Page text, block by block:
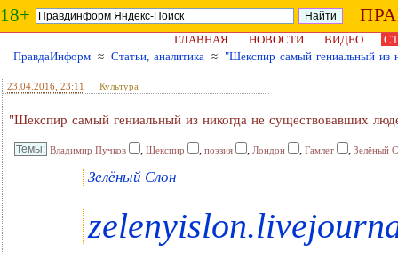
18+
ГЛАВНАЯ НОВОСТИ ВИДЕО
ПравдаИнформ ≈ Статьи, аналитика ≈ "Шекспир самый гениальный из
23.04.2016 , 23:11 Культура
"Шекспир самый гениальный из никогда не существовавших
Владимир Пучков , Шекспир , поэзия , Лондон , Гамлет , Зелёный
Зелёный Слон